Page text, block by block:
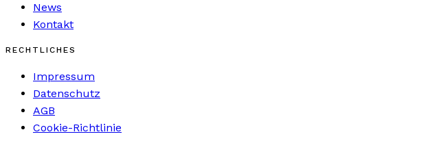
News
Kontakt
RECHTLICHES
Impressum
Datenschutz
AGB
Cookie-Richtlinie